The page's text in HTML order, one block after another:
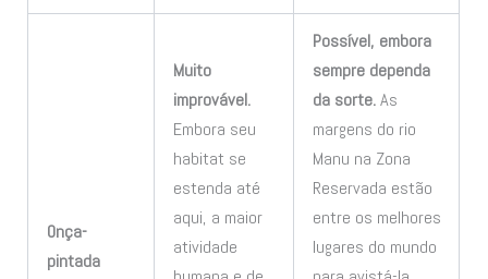
Onça-
pintada
Muito
improvável.
Embora seu
habitat se
estenda até
aqui, a maior
atividade
Possível, embora
sempre dependa
da sorte.As
margens do rio
Manu na Zona
Reservada estão
entre os melhores
lugares do mundo